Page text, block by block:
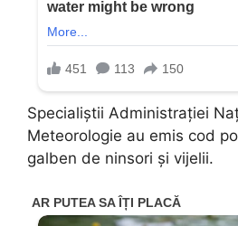
Specialiștii Administrației
Meteorologie au emis cod
galben de ninsori și vijelii.